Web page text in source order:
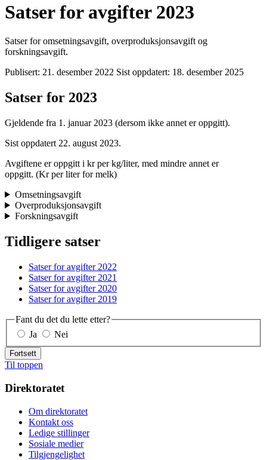
Satser for avgifter 2023
Satser for omsetningsavgift, overproduksjonsavgift og
forskningsavgift.
Publisert: 21. desember 2022 Sist oppdatert: 18. desember 2025
Satser for 2023
Gjeldende fra 1. januar 2023 (dersom ikke annet er oppgitt).
Sist oppdatert 22. august 2023.
Avgiftene er oppgitt i kr per kg/liter, med mindre annet er
oppgitt. (Kr per liter for melk)
Omsetningsavgift
Overproduksjonsavgift
Forskningsavgift
Tidligere satser
Satser for avgifter 2022
Satser for avgifter 2021
Satser for avgifter 2020
Satser for avgifter 2019
Fant du det du lette etter?
Ja
Nei
Fortsett
Til toppen
Direktoratet
Om direktoratet
Kontakt oss
Ledige stillinger
Sosiale medier
Tilgjengelighet